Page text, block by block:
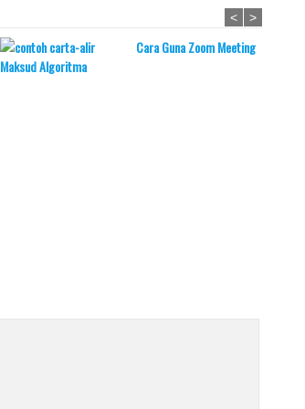
Maksud Algoritma
Cara Guna Zoom Meeting
< >